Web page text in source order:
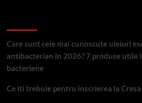
Care sunt cele mai cunoscute uleiuri
antibacterian în 2026? 7 produse utile
bacteriene
Ce iti trebuie pentru inscrierea la